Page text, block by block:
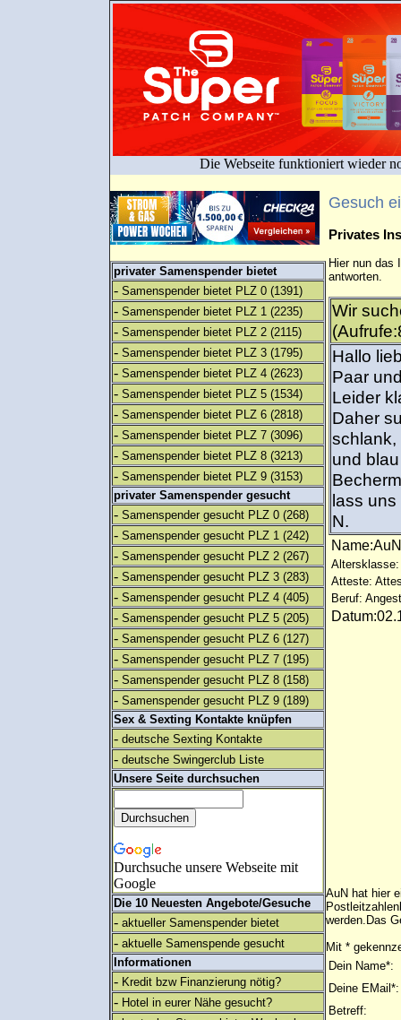
Die Webseite funktioniert wieder
privater Samenspender bietet
- Samenspender bietet PLZ 0 (1391)
- Samenspender bietet PLZ 1 (2235)
- Samenspender bietet PLZ 2 (2115)
- Samenspender bietet PLZ 3 (1795)
- Samenspender bietet PLZ 4 (2623)
- Samenspender bietet PLZ 5 (1534)
- Samenspender bietet PLZ 6 (2818)
- Samenspender bietet PLZ 7 (3096)
- Samenspender bietet PLZ 8 (3213)
- Samenspender bietet PLZ 9 (3153)
privater Samenspender gesucht
- Samenspender gesucht PLZ 0 (268)
- Samenspender gesucht PLZ 1 (242)
- Samenspender gesucht PLZ 2 (267)
- Samenspender gesucht PLZ 3 (283)
- Samenspender gesucht PLZ 4 (405)
- Samenspender gesucht PLZ 5 (205)
- Samenspender gesucht PLZ 6 (127)
- Samenspender gesucht PLZ 7 (195)
- Samenspender gesucht PLZ 8 (158)
- Samenspender gesucht PLZ 9 (189)
Sex & Sexting Kontakte knüpfen
- deutsche Sexting Kontakte
- deutsche Swingerclub Liste
Unsere Seite durchsuchen
Durchsuche unsere Webseite mit
Google
Die 10 Neuesten Angebote/Gesuche
- aktueller Samenspender bietet
- aktuelle Samenspende gesucht
Informationen
- Kredit bzw Finanzierung nötig?
- Hotel in eurer Nähe gesucht?
Gesuch
Privates
Hier nun das
antworten.
Wir
Hallo
Paar
Leider
Daher
schlank,
und
lass uns
N.
Altersklasse:
Atteste:
Beruf:
AuN hat hier
werden.Das
Mit *
Dein Name*:
Deine EMail*:
Betreff: